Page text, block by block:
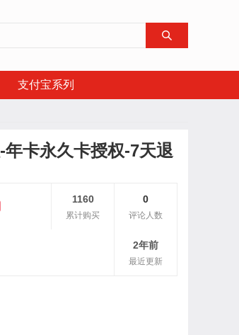

支付宝系列
卡永久卡授权-7天退
0
评论人数
1160
累计购买
2年前
最近更新